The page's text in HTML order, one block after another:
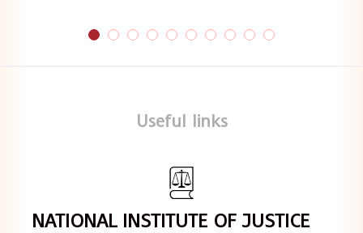
Useful links
NATIONAL INSTITUTE OF JUSTICE